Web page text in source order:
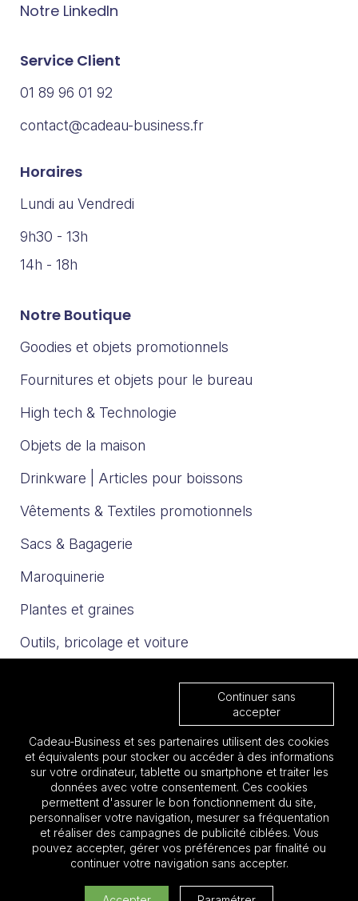
Notre LinkedIn
Service Client
01 89 96 01 92
contact@cadeau-business.fr
Horaires
Lundi au Vendredi
9h30 - 13h
14h - 18h
Notre Boutique
Goodies et objets promotionnels
Fournitures et objets pour le bureau
High tech & Technologie
Objets de la maison
Drinkware | Articles pour boissons
Vêtements & Textiles promotionnels
Sacs & Bagagerie
Maroquinerie
Plantes et graines
Outils, bricolage et voiture
Nos catalogues
Les must 2025
Focus BTP
Focus Aéronautique
Continuer sans
accepter
Cadeau-Business et ses partenaires utilisent des cookies
et équivalents pour stocker ou accéder à des informations
sur votre ordinateur, tablette ou smartphone et traiter les
données avec votre consentement. Ces cookies
permettent d'assurer le bon fonctionnement du site,
personnaliser votre navigation, mesurer sa fréquentation
et réaliser des campagnes de publicité ciblées. Vous
pouvez accepter, gérer vos préférences par finalité ou
continuer votre navigation sans accepter.